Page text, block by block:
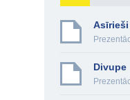
Asīrieši
Divupe